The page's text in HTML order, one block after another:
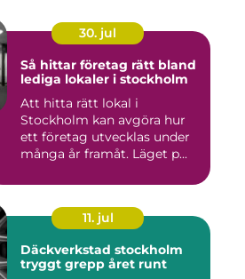
30. jul
Så hittar företag rätt bland
lediga lokaler i stockholm
Att hitta rätt lokal i
Stockholm kan avgöra hur
ett företag utvecklas under
många år framåt. Läget p...
11. jul
Däckverkstad stockholm
tryggt grepp året runt